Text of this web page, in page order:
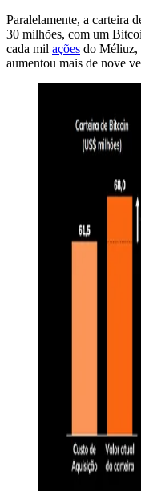
Paralelamente, a carteira
30 milhões, com um
cada mil ações do Méliuz,
aumentou mais de nove